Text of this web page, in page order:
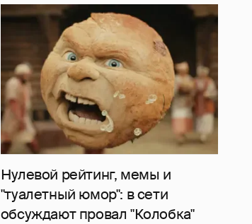
Нулевой рейтинг, мемы и
"туалетный юмор": в сети
обсуждают провал "Колобка"